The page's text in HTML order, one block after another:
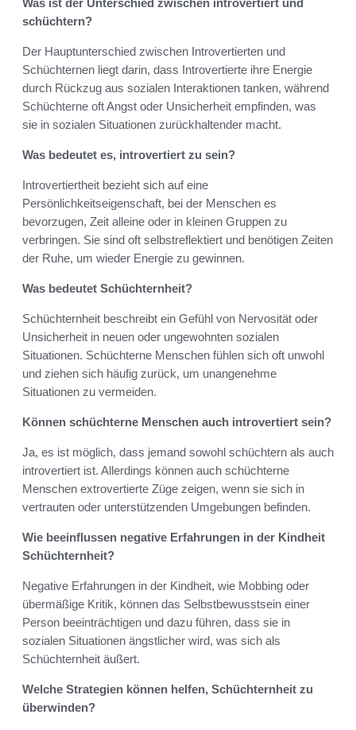
Was ist der Unterschied zwischen introvertiert und
schüchtern?
Der Hauptunterschied zwischen Introvertierten und
Schüchternen liegt darin, dass Introvertierte ihre Energie
durch Rückzug aus sozialen Interaktionen tanken, während
Schüchterne oft Angst oder Unsicherheit empfinden, was
sie in sozialen Situationen zurückhaltender macht.
Was bedeutet es, introvertiert zu sein?
Introvertiertheit bezieht sich auf eine
Persönlichkeitseigenschaft, bei der Menschen es
bevorzugen, Zeit alleine oder in kleinen Gruppen zu
verbringen. Sie sind oft selbstreflektiert und benötigen Zeiten
der Ruhe, um wieder Energie zu gewinnen.
Was bedeutet Schüchternheit?
Schüchternheit beschreibt ein Gefühl von Nervosität oder
Unsicherheit in neuen oder ungewohnten sozialen
Situationen. Schüchterne Menschen fühlen sich oft unwohl
und ziehen sich häufig zurück, um unangenehme
Situationen zu vermeiden.
Können schüchterne Menschen auch introvertiert sein?
Ja, es ist möglich, dass jemand sowohl schüchtern als auch
introvertiert ist. Allerdings können auch schüchterne
Menschen extrovertierte Züge zeigen, wenn sie sich in
vertrauten oder unterstützenden Umgebungen befinden.
Wie beeinflussen negative Erfahrungen in der Kindheit
Schüchternheit?
Negative Erfahrungen in der Kindheit, wie Mobbing oder
übermäßige Kritik, können das Selbstbewusstsein einer
Person beeinträchtigen und dazu führen, dass sie in
sozialen Situationen ängstlicher wird, was sich als
Schüchternheit äußert.
Welche Strategien können helfen, Schüchternheit zu
überwinden?